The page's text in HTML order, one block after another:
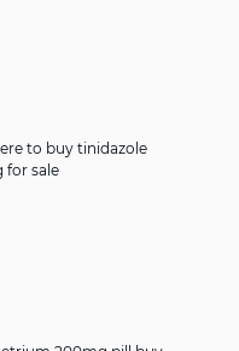
to buy tinidazole
for sale